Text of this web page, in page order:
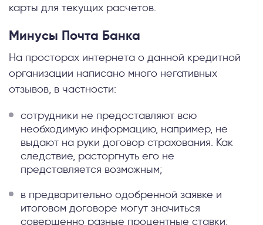
карты для текущих расчетов.
Минусы Почта Банка
На просторах интернета о данной кредитной
организации написано много негативных
отзывов, в частности:
сотрудники не предоставляют всю
необходимую информацию, например, не
выдают на руки договор страхования. Как
следствие, расторгнуть его не
представляется возможным;
в предварительно одобренной заявке и
итоговом договоре могут значиться
совершенно разные процентные ставки;